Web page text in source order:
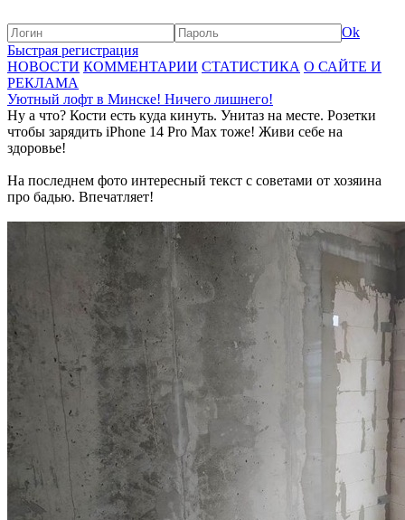
Ok
Быстрая регистрация
НОВОСТИ КОММЕНТАРИИ СТАТИСТИКА О САЙТЕ И
РЕКЛАМА
Уютный лофт в Минске! Ничего лишнего!
Ну а что? Кости есть куда кинуть. Унитаз на месте. Розетки
чтобы зарядить iPhone 14 Pro Max тоже! Живи себе на
здоровье!
На последнем фото интересный текст с советами от хозяина
про бадью. Впечатляет!